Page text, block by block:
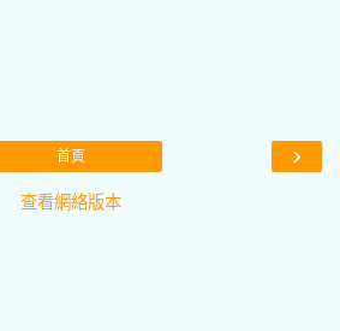
›
首頁
查看網絡版本